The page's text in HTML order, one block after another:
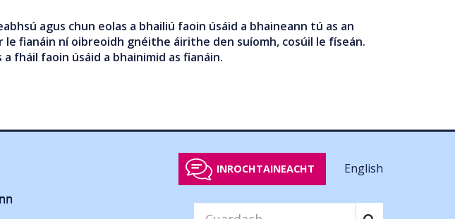
agus chun eolas a bhailiú faoin úsáid a bhaineann tú as an
fianáin ní oibreoidh gnéithe áirithe den suíomh, cosúil le físeán.
fháil faoin úsáid a bhainimid as fianáin.
INROCHTAINEACHT English